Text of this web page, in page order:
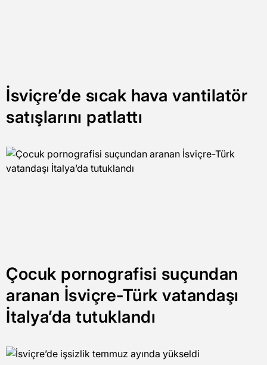
İsviçre’de sıcak hava vantilatör
satışlarını patlattı
Çocuk pornografisi suçundan
aranan İsviçre-Türk vatandaşı
İtalya’da tutuklandı